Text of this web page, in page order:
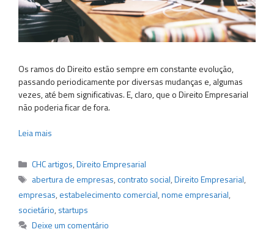
Os ramos do Direito estão sempre em constante evolução,
passando periodicamente por diversas mudanças e, algumas
vezes, até bem significativas. E, claro, que o Direito Empresarial
não poderia ficar de fora.
Leia mais
Categorias
CHC artigos,Direito Empresarial
Tags
abertura de empresas,contrato social,Direito Empresarial,
empresas, estabelecimento comercial,nome empresarial,
societário, startups
Deixe um comentário